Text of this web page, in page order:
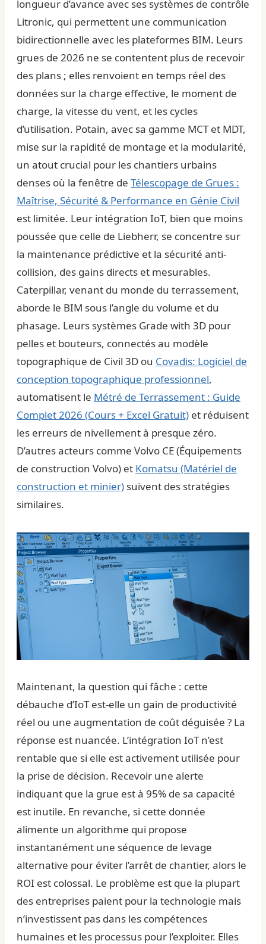
longueur d’avance avec ses systèmes de contrôle
Litronic, qui permettent une communication
bidirectionnelle avec les plateformes BIM. Leurs
grues de 2026 ne se contentent plus de recevoir
des plans ; elles renvoient en temps réel des
données sur la charge effective, le moment de
charge, la vitesse du vent, et les cycles
d’utilisation. Potain, avec sa gamme MCT et MDT,
mise sur la rapidité de montage et la modularité,
un atout crucial pour les chantiers urbains
denses où la fenêtre de Télescopage de Grues :
Maîtrise, Sécurité & Performance en Génie Civil
est limitée. Leur intégration IoT, bien que moins
poussée que celle de Liebherr, se concentre sur
la maintenance prédictive et la sécurité anti-
collision, des gains directs et mesurables.
Caterpillar, venant du monde du terrassement,
aborde le BIM sous l’angle du volume et du
phasage. Leurs systèmes Grade with 3D pour
pelles et bouteurs, connectés au modèle
topographique de Civil 3D ou Covadis: Logiciel de
conception topographique professionnel,
automatisent le Métré de Terrassement : Guide
Complet 2026 (Cours + Excel Gratuit) et réduisent
les erreurs de nivellement à presque zéro.
D’autres acteurs comme Volvo CE (Équipements
de construction Volvo) et Komatsu (Matériel de
construction et minier) suivent des stratégies
similaires.
Maintenant, la question qui fâche : cette
débauche d’IoT est-elle un gain de productivité
réel ou une augmentation de coût déguisée ? La
réponse est nuancée. L’intégration IoT n’est
rentable que si elle est activement utilisée pour
la prise de décision. Recevoir une alerte
indiquant que la grue est à 95% de sa capacité
est inutile. En revanche, si cette donnée
alimente un algorithme qui propose
instantanément une séquence de levage
alternative pour éviter l’arrêt de chantier, alors le
ROI est colossal. Le problème est que la plupart
des entreprises paient pour la technologie mais
n’investissent pas dans les compétences
humaines et les processus pour l’exploiter. Elles